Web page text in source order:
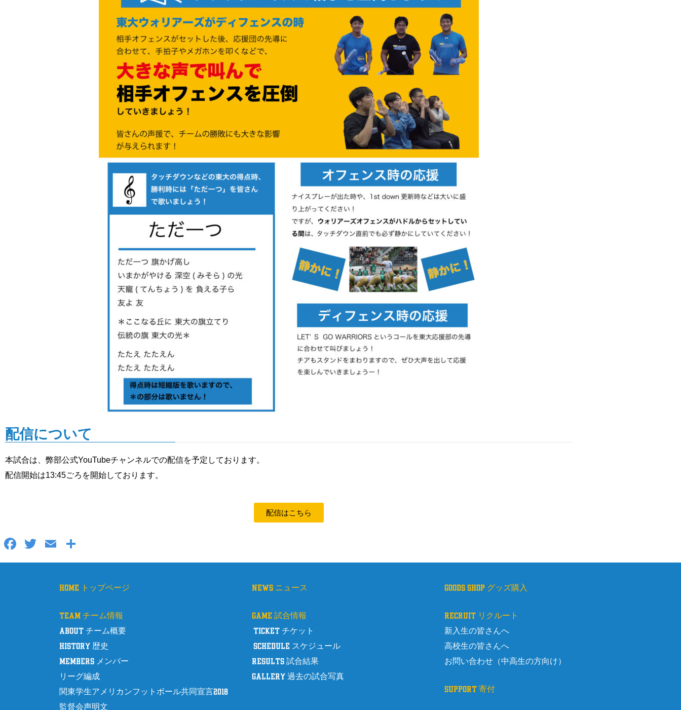
配信について
本試合は、弊部公式YouTubeチャンネルでの配信を予定しております。
配信開始は13:45ごろを開始しております。
配信はこちら
F
a
T
wi
E
m 有
home トップページ
team チーム情報
about チーム概要
history 歴史
members メンバー
リーグ編成
関東学生アメリカンフットボール共同宣言2018
監督会声明文
news ニュース
game 試合情報
ticket チケット
schedule スケジュール
results 試合結果
gallery 過去の試合写真
goods shop グッズ購入
recruit リクルート
新入生の皆さんへ
高校生の皆さんへ
お問い合わせ（中高生の方向け）
support 寄付